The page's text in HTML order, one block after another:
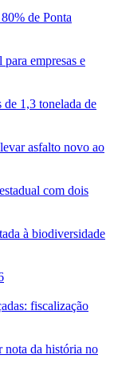
de Ponta
empresas e
de 1,3 tonelada de
asfalto novo ao
com dois
à biodiversidade
fiscalização
nota da história no